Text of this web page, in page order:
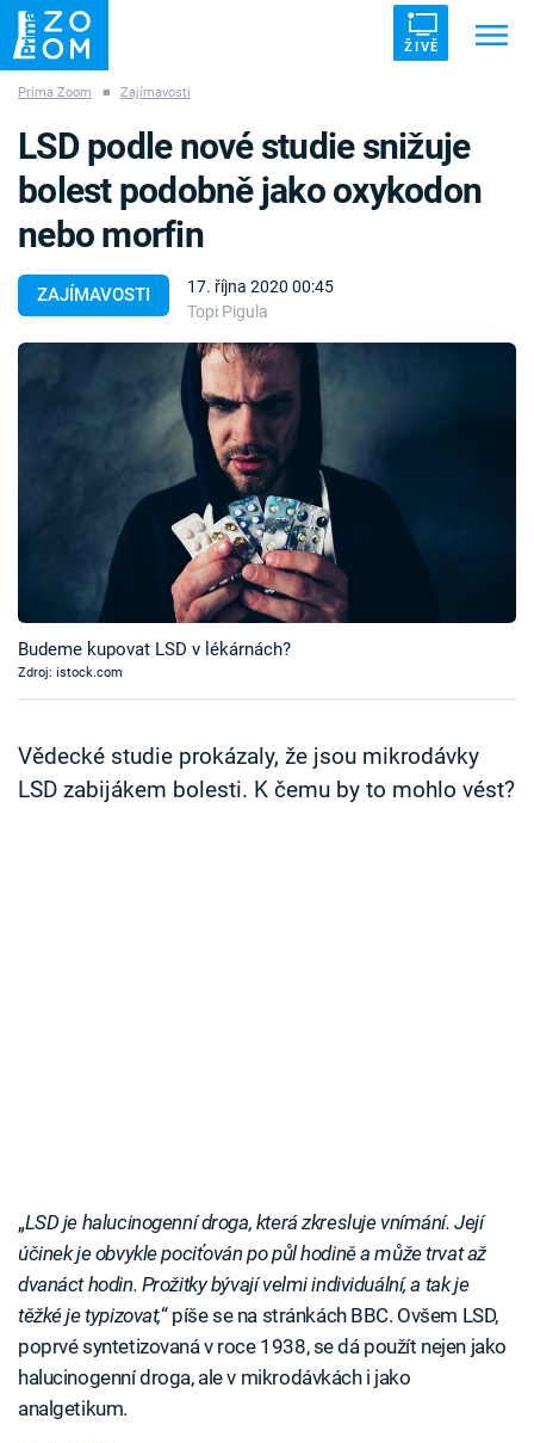
ŽIVĚ
ZÁHADY VETŘELCI DÁVNOVĚKU
Témata
Témata
TV Program
Časopis
Sledujte prima+
Sledujte nás
Prima Zoom ■ Zajímavosti
ZAJÍMAVOSTI
17. října 2020 00:45
Topi Pigula
LSD podle nové studie snižuje
bolest podobně jako oxykodon
nebo morfin
Budeme kupovat LSD v lékárnách?
Zdroj: istock.com
Vědecké studie prokázaly, že jsou mikrodávky
LSD zabijákem bolesti. K čemu by to mohlo vést?
„LSD je halucinogenní droga, která zkresluje vnímání. Její
účinek je obvykle pociťován po půl hodině a může trvat až
dvanáct hodin. Prožitky bývají velmi individuální, a tak je
těžké je typizovat,“ píše se na stránkách BBC. Ovšem LSD,
poprvé syntetizovaná v roce 1938, se dá použít nejen jako
halucinogenní droga, ale v mikrodávkách i jako
analgetikum.